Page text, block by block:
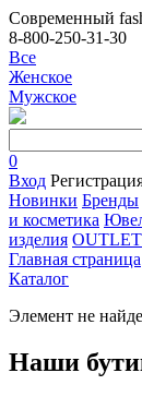
Современный
8-800-250-31-30
Все
Женское
Мужское
0
Вход
Новинки Бренды
и косметика
изделия OUTLET
Главная страница
Каталог
Элемент не
Наши